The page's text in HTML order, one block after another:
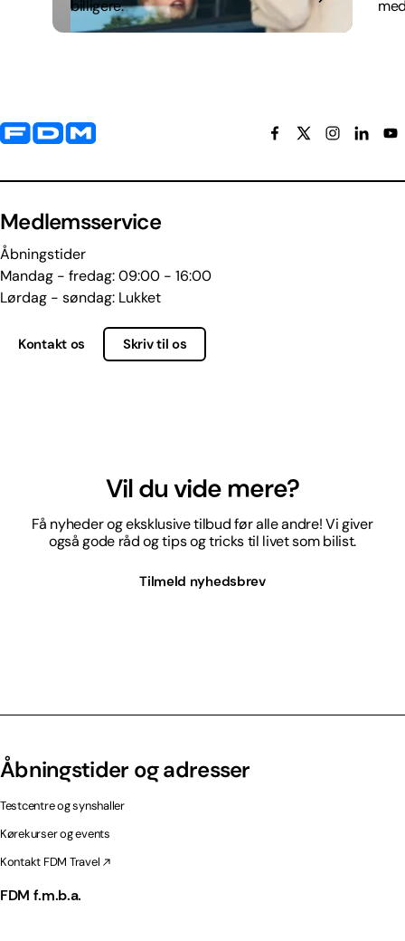
billigere.
Yderligere information og kontaktoplysninger
Medlemsservice
Åbningstider
Mandag - fredag: 09:00 - 16:00
Lørdag - søndag: Lukket
Kontakt os Skriv til os
Vil du vide mere?
Få nyheder og eksklusive tilbud før alle andre! Vi giver
også gode råd og tips og tricks til livet som bilist.
Tilmeld nyhedsbrev
Åbningstider og adresser
Testcentre og synshaller
Kørekurser og events
Kontakt FDM Travel
FDM f.m.b.a.